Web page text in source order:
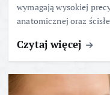
wymagają wysokiej
anatomicznej oraz
Czytaj więcej